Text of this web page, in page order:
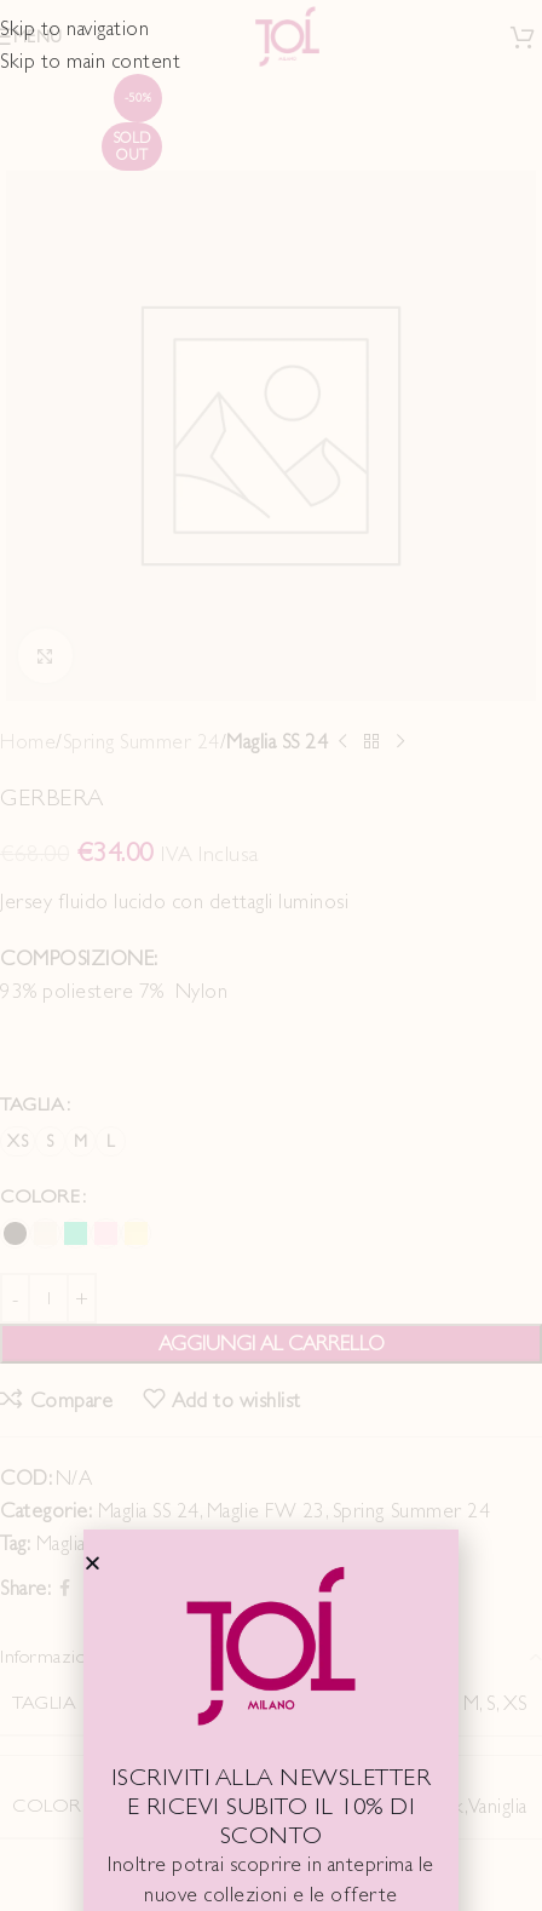
Skip to navigation
Skip to main content
MENU
-50%
SOLD
OUT
Home Spring Summer 24 Maglia SS 24
GERBERA
€34.00 IVA Inclusa
Jersey fluido lucido con dettagli luminosi
COMPOSIZIONE:
93% poliestere 7% Nylon
TAGLIA
XS S M
COLORE
AGGIUNGI AL CARRELLO
Compare Add to wishlist
COD: N/A
Categorie: Maglia SS 24, Maglie FW 23 , Spring Summer 24
Tag: Maglia
Share:
Informazioni aggiuntive
TAGLIA
M, S, XS
COLORE Black,Cocco,Menta Pink,Vaniglia
ISCRIVITI ALLA NEWSLETTER
E RICEVI SUBITO IL 10% DI
SCONTO
Inoltre potrai scoprire in anteprima le
nuove collezioni e le offerte